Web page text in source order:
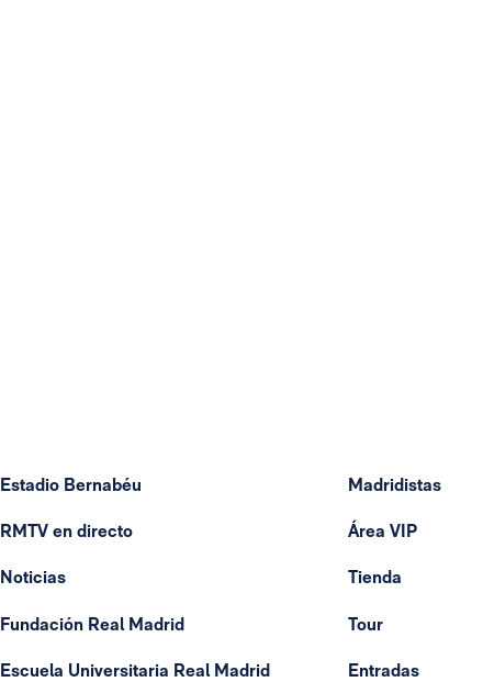
Estadio Bernabéu
RMTV en directo
Noticias
Fundación Real Madrid
Escuela Universitaria Real Madrid
Madridistas
Área VIP
Tienda
Tour
Entradas